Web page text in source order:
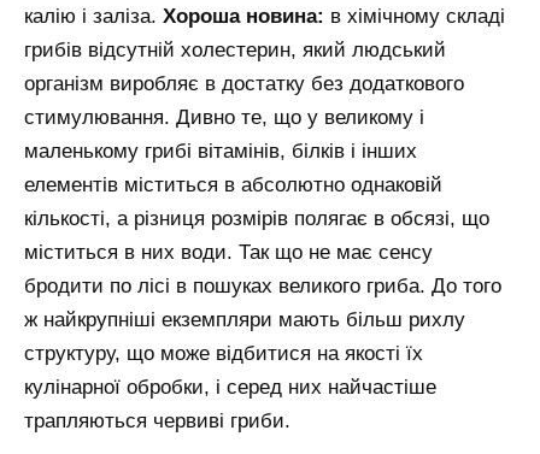
калію і заліза. Хороша новина: в хімічному складі
грибів відсутній холестерин, який людський
організм виробляє в достатку без додаткового
стимулювання. Дивно те, що у великому і
маленькому грибі вітамінів, білків і інших
елементів міститься в абсолютно однаковій
кількості, а різниця розмірів полягає в обсязі, що
міститься в них води. Так що не має сенсу
бродити по лісі в пошуках великого гриба. До того
ж найкрупніші екземпляри мають більш рихлу
структуру, що може відбитися на якості їх
кулінарної обробки, і серед них найчастіше
трапляються червиві гриби.